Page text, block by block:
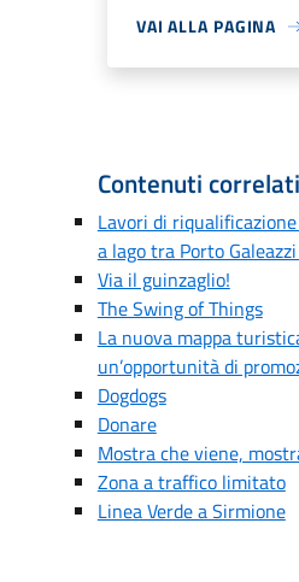
VAI ALLA PAGINA
Contenuti correlati
Lavori di
a lago tra Porto
Via il guinzaglio!
The Swing of Things
La nuova mappa
un’opportunità di
Dogdogs
Donare
Mostra che viene,
Zona a traffico limitato
Linea Verde a Sirmione